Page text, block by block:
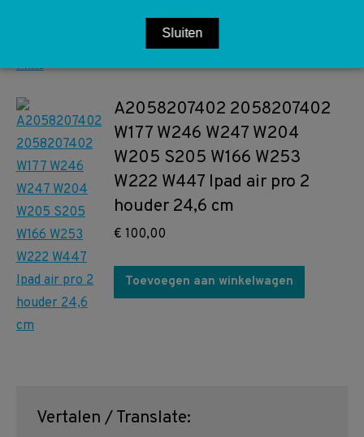
Toevoegen aan winkelwagen
A2058207402 2058207402
W177 W246 W247 W204
W205 S205 W166 W253
W222 W447 Ipad air pro 2
houder 24,6 cm
€ 100,00
Toevoegen aan winkelwagen
Vertalen / Translate:
Sluiten